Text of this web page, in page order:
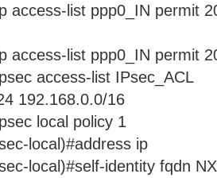
access-list ppp0_IN permit
access-list ppp0_IN permit
access-list IPsec_ACL
192.168.0.0/16
local policy 1
local)#address ip
local)#self-identity fqdn